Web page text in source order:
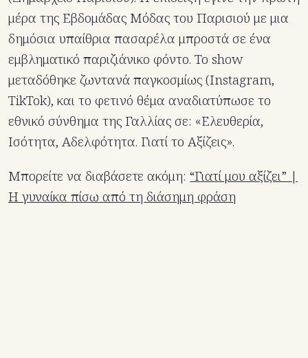
μέρα της Εβδομάδας Μόδας του Παρισιού με μια
δημόσια υπαίθρια πασαρέλα μπροστά σε ένα
εμβληματικό παριζιάνικο φόντο. Το show
μεταδόθηκε ζωντανά παγκοσμίως (Instagram,
TikTok), και το φετινό θέμα αναδιατύπωσε το
εθνικό σύνθημα της Γαλλίας σε: «Ελευθερία,
Ισότητα, Αδελφότητα. Γιατί το Αξίζεις».
Μπορείτε να διαβάσετε ακόμη: “Γιατί μου αξίζει” |
Η γυναίκα πίσω από τη διάσημη φράση